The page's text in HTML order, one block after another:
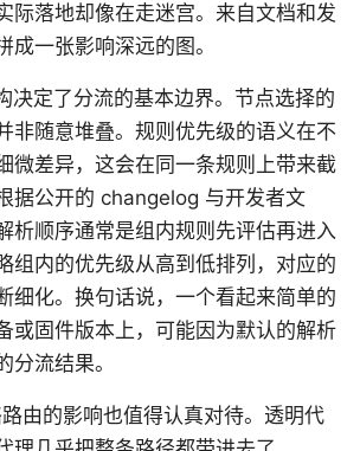
际落地却像在走迷宫。来自文档和发
成一张影响深远的图。
决定了分流的基本边界。节点选择的
非随意堆叠。规则优先级的语义在不
微差异，这会在同一条规则上带来截
据公开的 changelog 与开发者文
析顺序通常是组内规则先评估再进入
组内的优先级从高到低排列，对应的
细化。换句话说，一个看起来简单的
或固件版本上，可能因为默认的解析
分流结果。
由的影响也值得认真对待。透明代